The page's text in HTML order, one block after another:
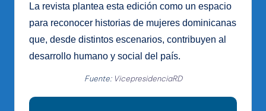
La revista plantea esta edición como un espacio
para reconocer historias de mujeres dominicanas
que, desde distintos escenarios, contribuyen al
desarrollo humano y social del país.
Fuente: VicepresidenciaRD